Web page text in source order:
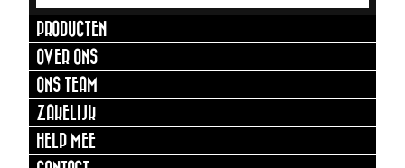
PRODUCTEN
OVER ONS
ONS TEAM
ZAKELIJK
HELP MEE